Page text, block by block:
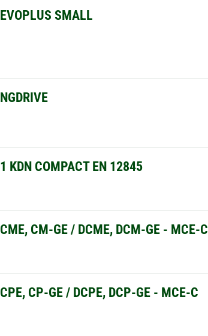
EVOPLUS SMALL
NGDRIVE
1 KDN COMPACT EN 12845
CME, CM-GE / DCME, DCM-GE - MCE-C
CPE, CP-GE / DCPE, DCP-GE - MCE-C